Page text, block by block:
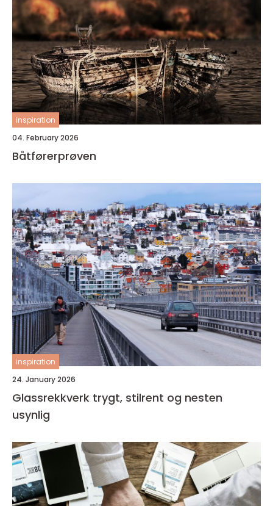
inspiration
04. February 2026
Båtførerprøven
inspiration
24. January 2026
Glassrekkverk trygt, stilrent og nesten
usynlig